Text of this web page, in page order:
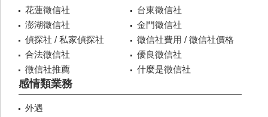
花蓮徵信社
台東徵信社
澎湖徵信社
金門徵信社
偵探社 / 私家偵探社
徵信社費用 / 徵信社價格
合法徵信社
優良徵信社
徵信社推薦
什麼是徵信社
感情類業務
外遇